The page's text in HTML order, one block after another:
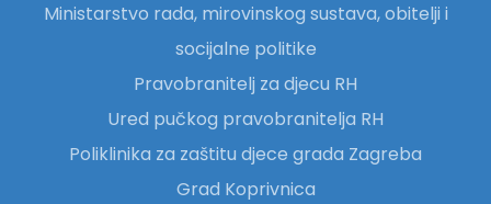
Ministarstvo rada, mirovinskog sustava, obitelji i
socijalne politike
Pravobranitelj za djecu RH
Ured pučkog pravobranitelja RH
Poliklinika za zaštitu djece grada Zagreba
Grad Koprivnica